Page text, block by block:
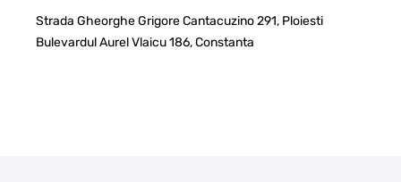
Strada Gheorghe Grigore Cantacuzino 291, Ploiesti
Bulevardul Aurel Vlaicu 186, Constanta